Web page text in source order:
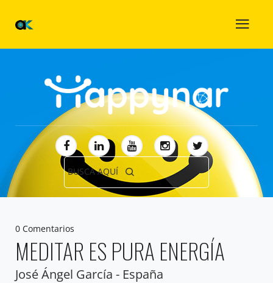
BUSCA AQUÍ
0 Comentarios
MEDITAR ES PURA ENERGÍA
José Ángel García - España